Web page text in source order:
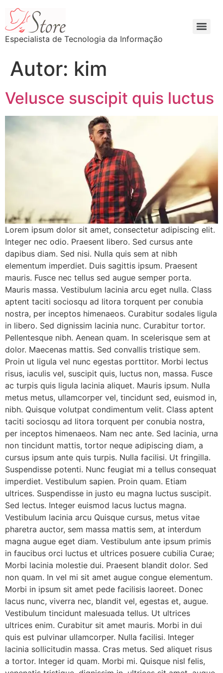
Especialista de Tecnologia da Informação
Autor: kim
Velusce suscipit quis luctus
Lorem ipsum dolor sit amet, consectetur adipiscing elit.
Integer nec odio. Praesent libero. Sed cursus ante
dapibus diam. Sed nisi. Nulla quis sem at nibh
elementum imperdiet. Duis sagittis ipsum. Praesent
mauris. Fusce nec tellus sed augue semper porta.
Mauris massa. Vestibulum lacinia arcu eget nulla. Class
aptent taciti sociosqu ad litora torquent per conubia
nostra, per inceptos himenaeos. Curabitur sodales ligula
in libero. Sed dignissim lacinia nunc. Curabitur tortor.
Pellentesque nibh. Aenean quam. In scelerisque sem at
dolor. Maecenas mattis. Sed convallis tristique sem.
Proin ut ligula vel nunc egestas porttitor. Morbi lectus
risus, iaculis vel, suscipit quis, luctus non, massa. Fusce
ac turpis quis ligula lacinia aliquet. Mauris ipsum. Nulla
metus metus, ullamcorper vel, tincidunt sed, euismod in,
nibh. Quisque volutpat condimentum velit. Class aptent
taciti sociosqu ad litora torquent per conubia nostra,
per inceptos himenaeos. Nam nec ante. Sed lacinia, urna
non tincidunt mattis, tortor neque adipiscing diam, a
cursus ipsum ante quis turpis. Nulla facilisi. Ut fringilla.
Suspendisse potenti. Nunc feugiat mi a tellus consequat
imperdiet. Vestibulum sapien. Proin quam. Etiam
ultrices. Suspendisse in justo eu magna luctus suscipit.
Sed lectus. Integer euismod lacus luctus magna.
Vestibulum lacinia arcu Quisque cursus, metus vitae
pharetra auctor, sem massa mattis sem, at interdum
magna augue eget diam. Vestibulum ante ipsum primis
in faucibus orci luctus et ultrices posuere cubilia Curae;
Morbi lacinia molestie dui. Praesent blandit dolor. Sed
non quam. In vel mi sit amet augue congue elementum.
Morbi in ipsum sit amet pede facilisis laoreet. Donec
lacus nunc, viverra nec, blandit vel, egestas et, augue.
Vestibulum tincidunt malesuada tellus. Ut ultrices
ultrices enim. Curabitur sit amet mauris. Morbi in dui
quis est pulvinar ullamcorper. Nulla facilisi. Integer
lacinia sollicitudin massa. Cras metus. Sed aliquet risus
a tortor. Integer id quam. Morbi mi. Quisque nisl felis,